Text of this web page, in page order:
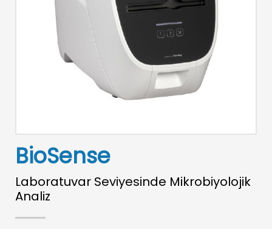
BioSense
Laboratuvar Seviyesinde Mikrobiyolojik
Analiz